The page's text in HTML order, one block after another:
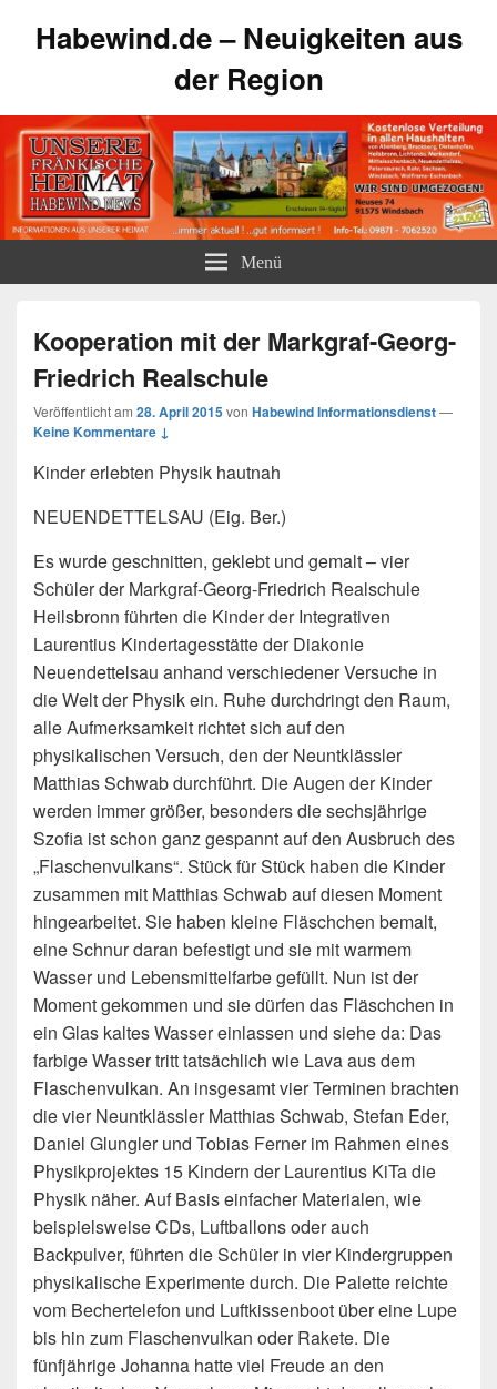
Habewind.de – Neuigkeiten aus
der Region
Menü
Kooperation mit der Markgraf-Georg-
Friedrich Realschule
Veröffentlicht am 28. April 2015von Habewind Informationsdienst—
Keine Kommentare ↓
Kinder erlebten Physik hautnah
NEUENDETTELSAU (Eig. Ber.)
Es wurde geschnitten, geklebt und gemalt – vier
Schüler der Markgraf-Georg-Friedrich Realschule
Heilsbronn führten die Kinder der Integrativen
Laurentius Kindertagesstätte der Diakonie
Neuendettelsau anhand verschiedener Versuche in
die Welt der Physik ein. Ruhe durchdringt den Raum,
alle Aufmerksamkeit richtet sich auf den
physikalischen Versuch, den der Neuntklässler
Matthias Schwab durchführt. Die Augen der Kinder
werden immer größer, besonders die sechsjährige
Szofia ist schon ganz gespannt auf den Ausbruch des
„Flaschenvulkans“. Stück für Stück haben die Kinder
zusammen mit Matthias Schwab auf diesen Moment
hingearbeitet. Sie haben kleine Fläschchen bemalt,
eine Schnur daran befestigt und sie mit warmem
Wasser und Lebensmittelfarbe gefüllt. Nun ist der
Moment gekommen und sie dürfen das Fläschchen in
ein Glas kaltes Wasser einlassen und siehe da: Das
farbige Wasser tritt tatsächlich wie Lava aus dem
Flaschenvulkan. An insgesamt vier Terminen brachten
die vier Neuntklässler Matthias Schwab, Stefan Eder,
Daniel Glungler und Tobias Ferner im Rahmen eines
Physikprojektes 15 Kindern der Laurentius KiTa die
Physik näher. Auf Basis einfacher Materialen, wie
beispielsweise CDs, Luftballons oder auch
Backpulver, führten die Schüler in vier Kindergruppen
physikalische Experimente durch. Die Palette reichte
vom Bechertelefon und Luftkissenboot über eine Lupe
bis hin zum Flaschenvulkan oder Rakete. Die
fünfjährige Johanna hatte viel Freude an den